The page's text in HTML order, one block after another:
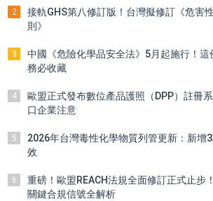
2
接軌GHS第八修訂版！台灣擬修訂《危害
則》
3
中國《危險化學品安全法》5月起施行！
務必收藏
4
歐盟正式發布數位產品護照（DPP）註冊
口企業注意
5
2026年台灣毒性化學物質列管更新：新增
效
6
重磅！歐盟REACH法規全面修訂正式止步
關鍵合規信號全解析